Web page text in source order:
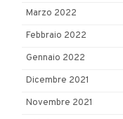
Marzo 2022
Febbraio 2022
Gennaio 2022
Dicembre 2021
Novembre 2021